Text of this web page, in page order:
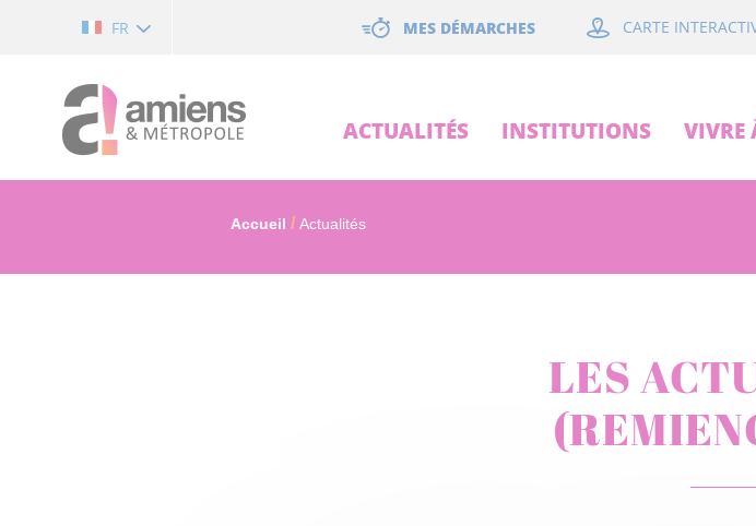
FR MES DÉMARCHES CARTE
ACTUALITÉS INSTITUTIONS VIVRE
Accueil Actualités
LES